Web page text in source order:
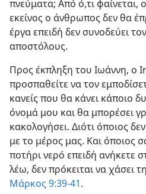
καταφέρνει αυτός ο
πνεύματα; Από ό,τι φαίνεται,
εκείνος ο άνθρωπος δεν θα
έργα επειδή δεν συνοδεύει
αποστόλους.
Προς έκπληξη του Ιωάννη, ο
προσπαθείτε να τον
κανείς που θα κάνει κάποιο
όνομά μου και θα μπορέσει
κακολογήσει. Διότι όποιος δεν
με το μέρος μας. Και όποιος
ποτήρι νερό επειδή ανήκετε
λέω, δεν πρόκειται να χάσει